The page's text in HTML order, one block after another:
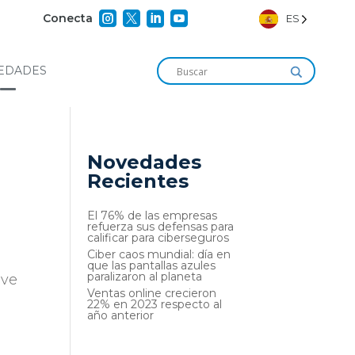
Conecta     ES
Novedades
Recientes
El 76% de las empresas
refuerza sus defensas para
calificar para ciberseguros
Ciber caos mundial: día en
que las pantallas azules
paralizaron al planeta
Ventas online crecieron
22% en 2023 respecto al
año anterior